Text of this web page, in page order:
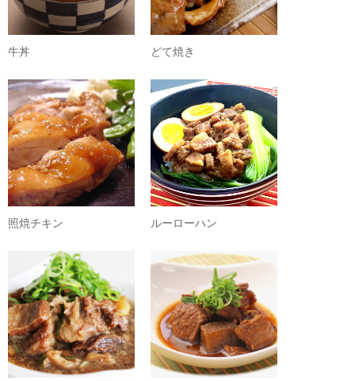
牛丼 どて焼き
照焼チキン ルーローハン